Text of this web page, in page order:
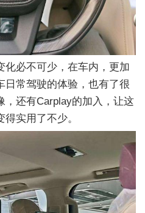
化必不可少，在车内，更加
日常驾驶的体验，也有了很
，还有Carplay的加入，让这
实用了不少。